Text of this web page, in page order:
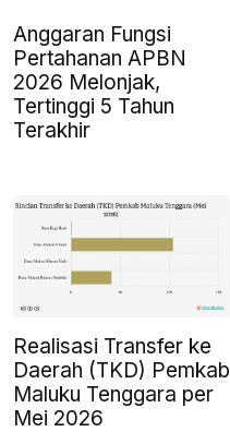
Anggaran Fungsi
Pertahanan APBN
2026 Melonjak,
Tertinggi 5 Tahun
Terakhir
Realisasi Transfer ke
Daerah (TKD) Pemkab
Maluku Tenggara per
Mei 2026